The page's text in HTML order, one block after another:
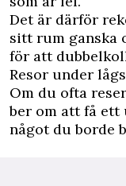
Det är därför
sitt rum ganska
för att
Resor under
Om du ofta
ber om att få ett
något du borde